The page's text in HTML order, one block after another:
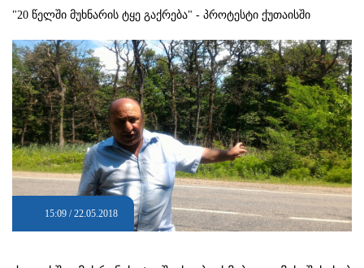
"20 წელში მუხნარის ტყე გაქრება" - პროტესტი ქუთაისში
15:09 / 22.05.2018